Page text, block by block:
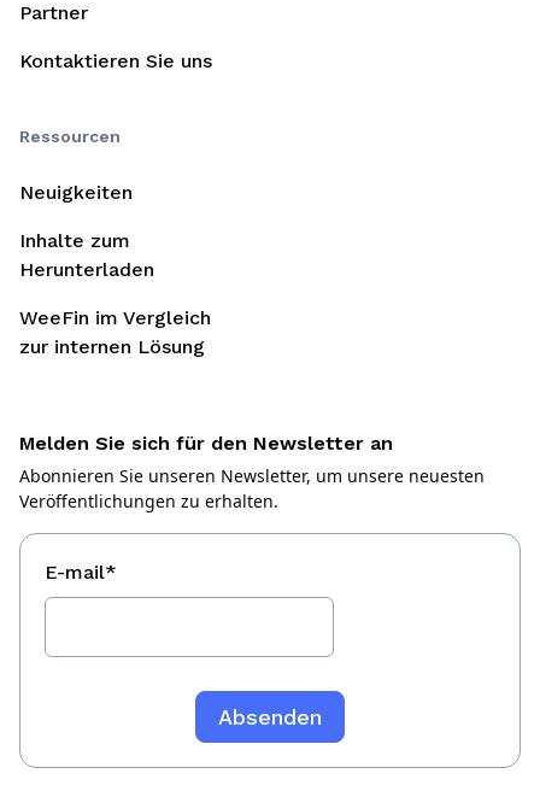
Partner
Kontaktieren Sie uns
Ressourcen
Neuigkeiten
Inhalte zum
Herunterladen
WeeFin im Vergleich
zur internen Lösung
Melden Sie sich für den Newsletter an
Abonnieren Sie unseren Newsletter, um unsere neuesten
Veröffentlichungen zu erhalten.
E-mail*